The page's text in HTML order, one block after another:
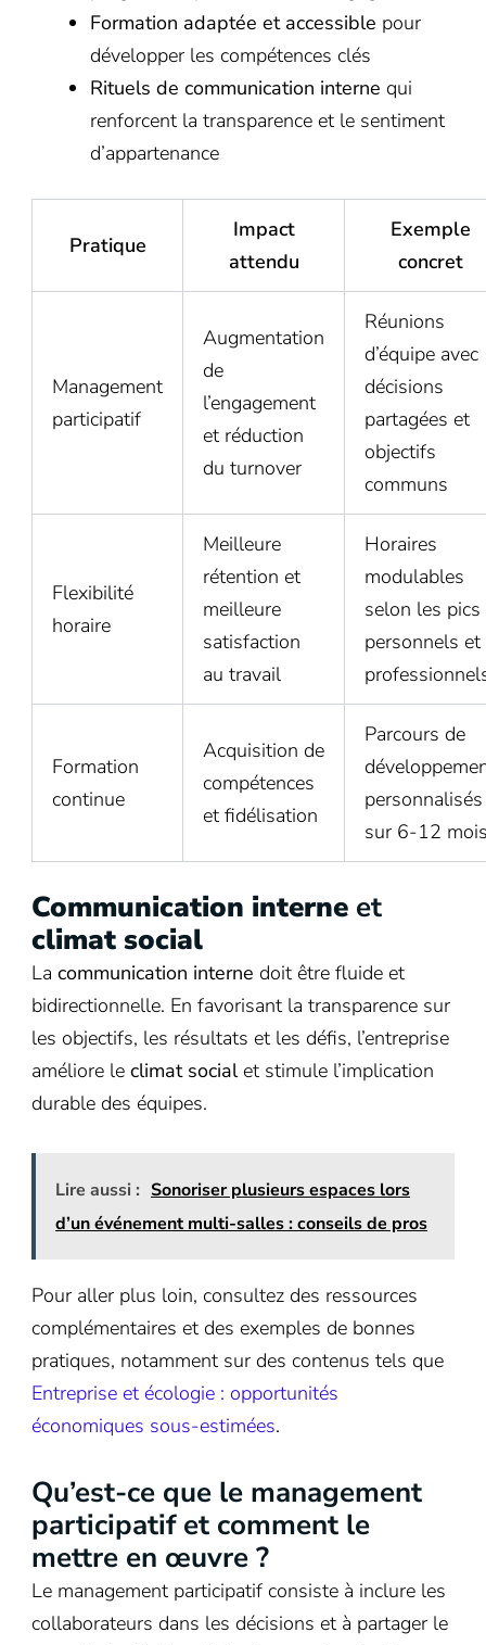
Formation adaptée et accessible pour
développer les compétences clés
Rituels de communication interne qui
renforcent la transparence et le sentiment
d’appartenance
Pratique
Impact
attendu
Exemple
concret
Management
participatif
Augmentation
de
l’engagement
et réduction
du turnover
Réunions
d’équipe avec
décisions
partagées et
objectifs
communs
Flexibilité
horaire
Meilleure
rétention et
meilleure
satisfaction
au travail
Horaires
modulables
selon les pics
personnels et
Formation
continue
Acquisition de
compétences
et fidélisation
Parcours de
personnalisés
sur 6-12
Communication interne et
climat social
La communication interne doit être fluide et
bidirectionnelle. En favorisant la transparence sur
les objectifs, les résultats et les défis, l’entreprise
améliore le climat socialet stimule l’implication
durable des équipes.
Lire aussi : Sonoriser plusieurs espaces lors
d’un événement multi-salles : conseils de pros
Pour aller plus loin, consultez des ressources
complémentaires et des exemples de bonnes
pratiques, notamment sur des contenus tels que
Entreprise et écologie : opportunités
économiques sous-estimées.
Qu’est-ce que le management
participatif et comment le
mettre en œuvre ?
Le management participatif consiste à inclure les
collaborateurs dans les décisions et à partager le